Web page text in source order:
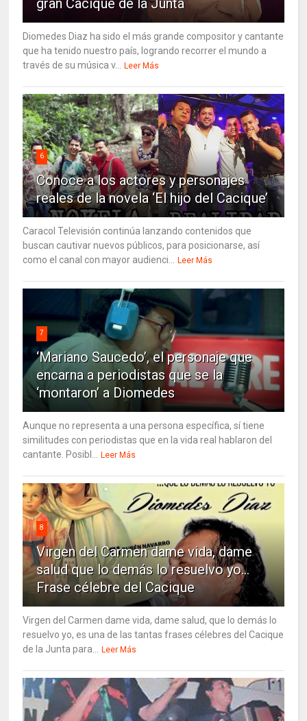
Diomedes Diaz ha sido el más grande compositor y cantante
que ha tenido nuestro país, logrando recorrer el mundo a
través de su música v...
Leer Más
6
Conoce a los actores y personajes
reales de la novela ‘El hijo del Cacique’
Caracol Televisión continúa lanzando contenidos que
buscan cautivar nuevos públicos, para posicionarse, así
como el canal con mayor audienci...
Leer Más
7
‘Mariano Saucedo’, el personaje que
encarna a periodistas que se la
‘montaron’ a Diomedes
Aunque no representa a una persona específica, sí tiene
similitudes con periodistas que en la vida real hablaron del
cantante. Posibl...
Leer Más
8
Virgen del Carmen dame vida, dame
salud que lo demás lo resuelvo yo…
Frase célebre del Cacique
Virgen del Carmen dame vida, dame salud, que lo demás lo
resuelvo yo, es una de las tantas frases célebres del Cacique
de la Junta para...
Leer Más